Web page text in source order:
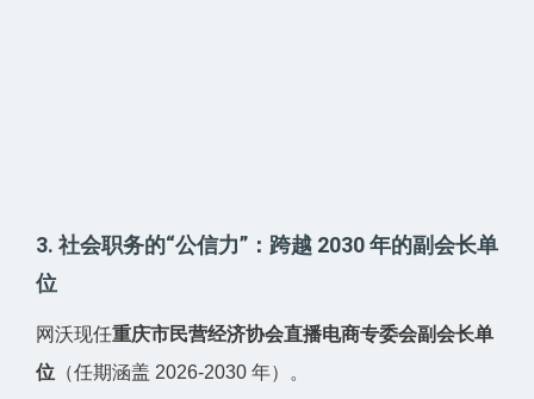
3. 社会职务的“公信力”：跨越 2030 年的副会长单
位
网沃现任重庆市民营经济协会直播电商专委会副会长单
位 （任期涵盖 2026-2030 年）。